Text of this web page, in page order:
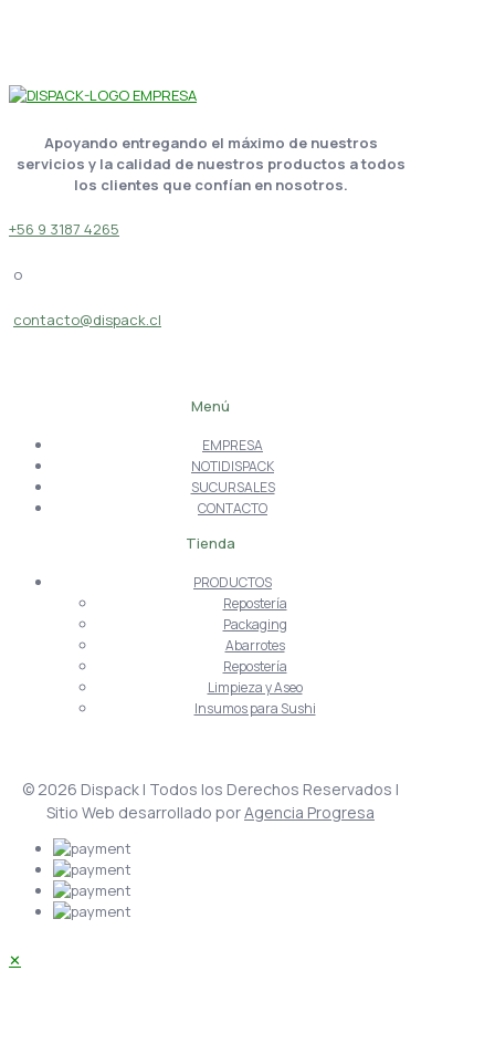
Apoyando entregando el máximo de nuestros
servicios y la calidad de nuestros productos a todos
los clientes que confían en nosotros.
+56 9 3187 4265
o
contacto@dispack.cl
Menú
EMPRESA
NOTIDISPACK
SUCURSALES
CONTACTO
Tienda
PRODUCTOS
Repostería
Packaging
Abarrotes
Repostería
Limpieza y Aseo
Insumos para Sushi
© 2026 Dispack | Todos los Derechos Reservados |
Sitio Web desarrollado porAgencia Progresa
✕